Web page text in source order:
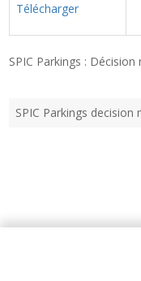
Télécharger
SPIC Parkings :
SPIC Parkings